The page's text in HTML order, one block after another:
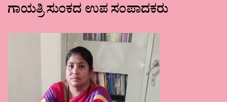
ಗಾಯತ್ರಿ ಸುಂಕದ ಉಪ ಸಂಪಾದಕರು